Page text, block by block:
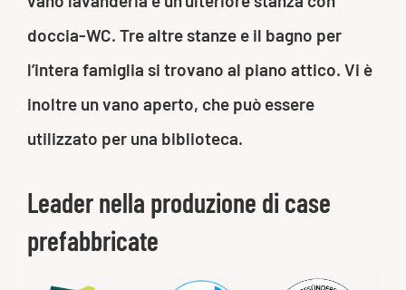
doccia-WC. Tre altre stanze e il bagno per
l’intera famiglia si trovano al piano attico. Vi è
inoltre un vano aperto, che può essere
utilizzato per una biblioteca.
Leader nella produzione di case
prefabbricate